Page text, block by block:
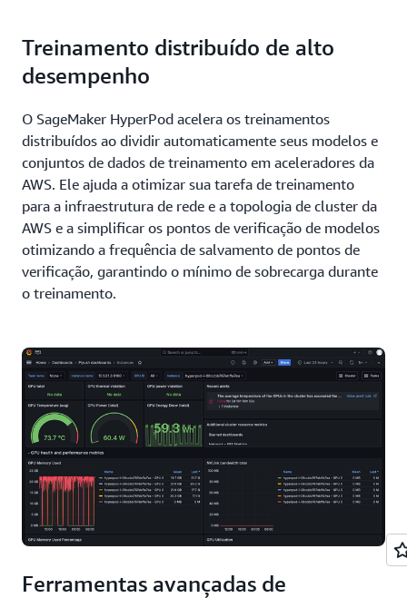
Treinamento distribuído de alto
desempenho
O SageMaker HyperPod acelera os treinamentos
distribuídos ao dividir automaticamente seus modelos e
conjuntos de dados de treinamento em aceleradores da
AWS. Ele ajuda a otimizar sua tarefa de treinamento
para a infraestrutura de rede e a topologia de cluster da
AWS e a simplificar os pontos de verificação de modelos
otimizando a frequência de salvamento de pontos de
verificação, garantindo o mínimo de sobrecarga durante
o treinamento.
Ferramentas avançadas de